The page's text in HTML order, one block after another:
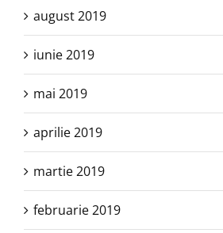
august 2019
iunie 2019
mai 2019
aprilie 2019
martie 2019
februarie 2019